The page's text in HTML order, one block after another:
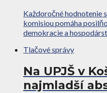
Každoročné hodnotenie
komisiou pomáha
demokracie a
Tlačové správy
Na UPJŠ v
najmladší